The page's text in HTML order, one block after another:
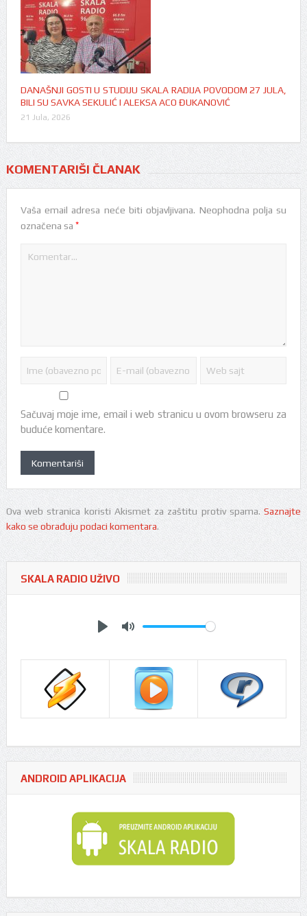
DANAŠNJI GOSTI U STUDIJU SKALA RADIJA POVODOM 27 JULA,
BILI SU SAVKA SEKULIĆ I ALEKSA ACO ĐUKANOVIĆ
21 Jula, 2026
KOMENTARIŠI ČLANAK
Vaša email adresa neće biti objavljivana. Neophodna polja su
označena sa *
Sačuvaj moje ime, email i web stranicu u ovom browseru za
buduće komentare.
Ova web stranica koristi Akismet za zaštitu protiv spama.Saznajte
kako se obrađuju podaci komentara.
SKALA RADIO UŽIVO
ANDROID APLIKACIJA